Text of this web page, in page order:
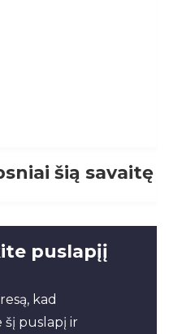
šią savaitę
puslapįį
kad
puslapį ir